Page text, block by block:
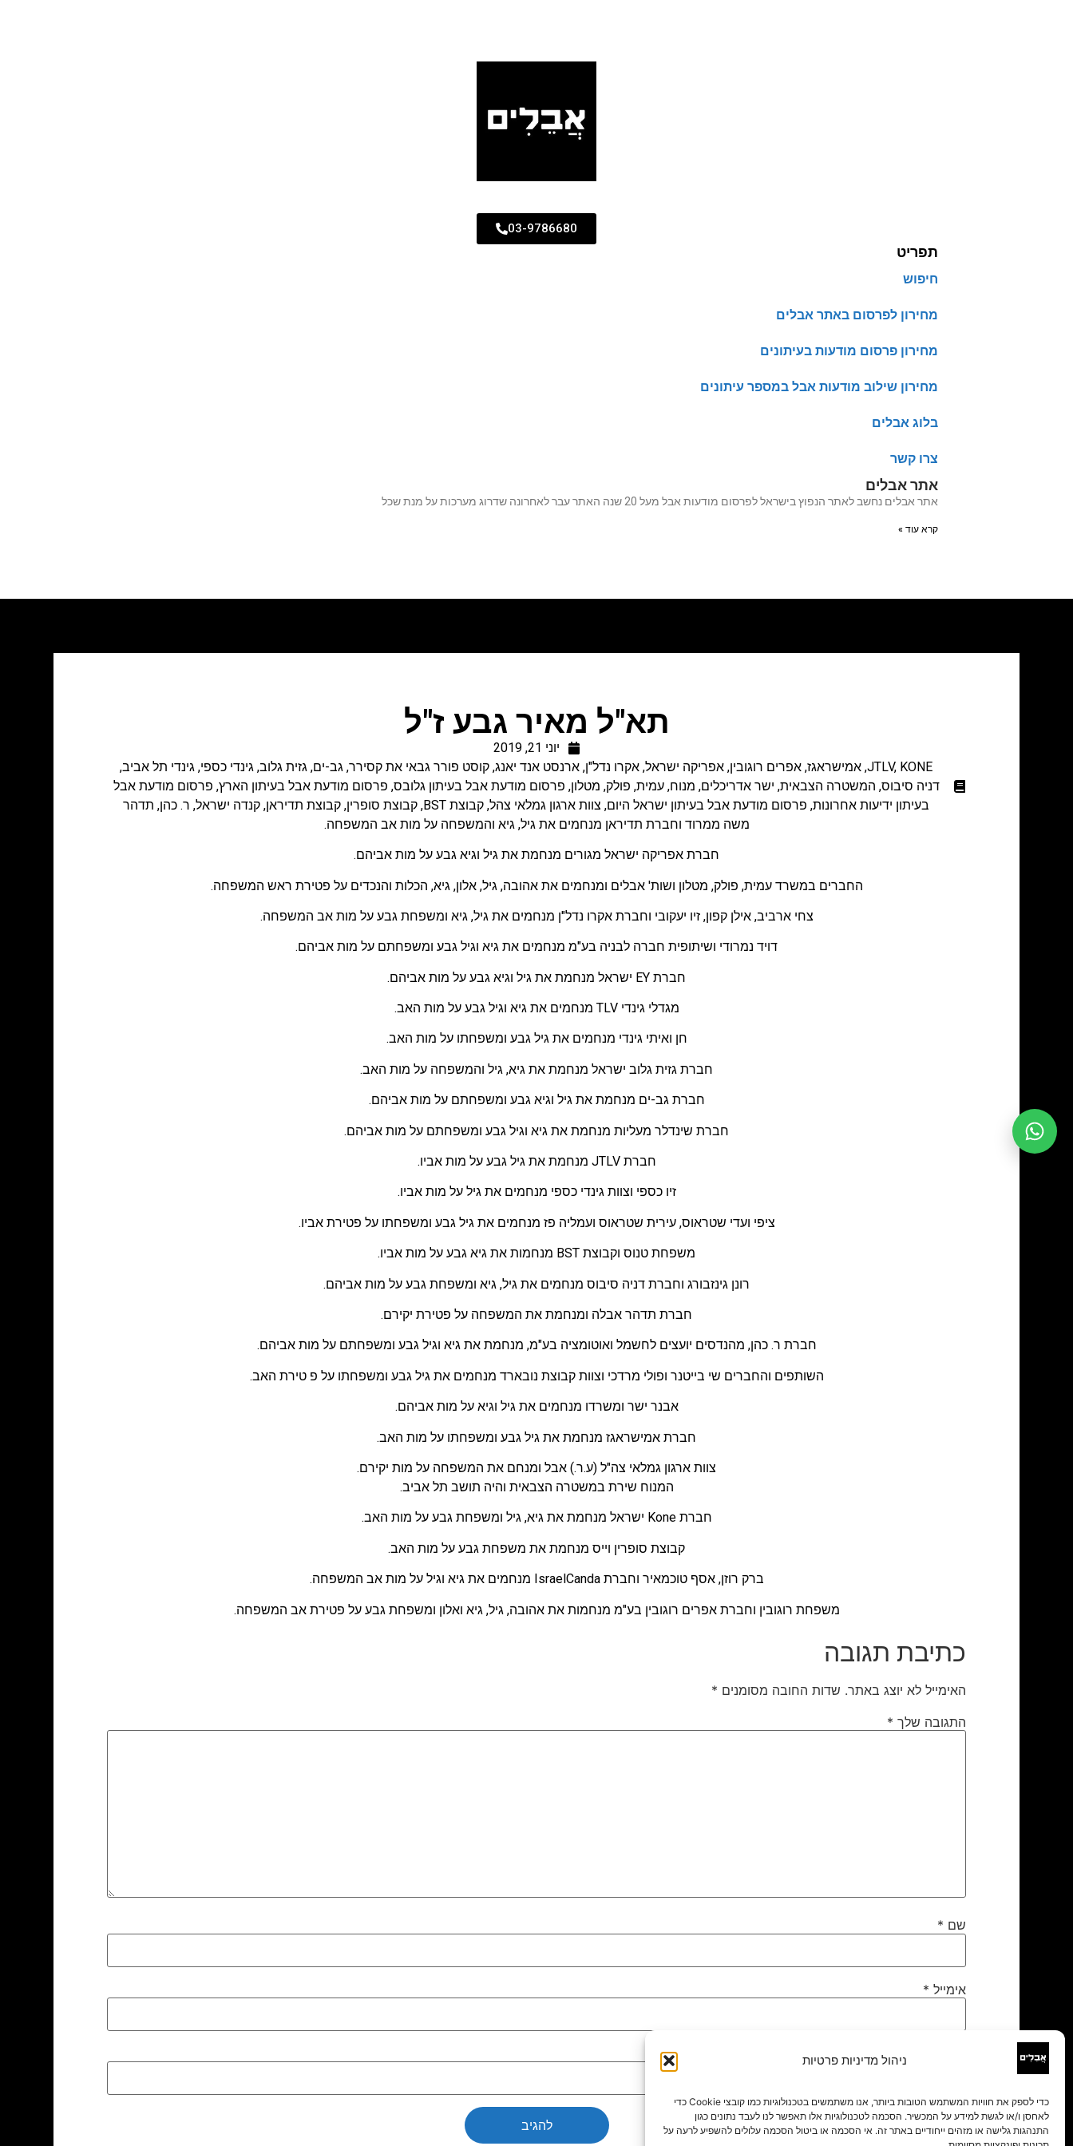
ניהול מדיניות פרטיות
כדי לספק את חוויות המשתמש הטובות ביותר, אנו משתמשים בטכנולוגיות כמו קובצי Cookie כדי
לאחסן ו/או לגשת למידע על המכשיר. הסכמה לטכנולוגיות אלו תאפשר לנו לעבד נתונים כגון
התנהגות גלישה או מזהים ייחודיים באתר זה. אי הסכמה או ביטול הסכמה עלולים להשפיע לרעה על
03-9786680
תפריט
חיפוש
מחירון לפרסום באתר אבלים
מחירון פרסום מודעות בעיתונים
מחירון שילוב מודעות אבל במספר עיתונים
בלוג אבלים
צרו קשר
אתר אבלים
אתר אבלים נחשב לאתר הנפוץ בישראל לפרסום מודעות אבל מעל 20 שנה האתר עבר לאחרונה שדרוג מערכות על מנת שכל
קרא עוד »
תא"ל מאיר גבע ז"ל
יוני 21, 2019
JTLV, KONE
, אמישראגז, אפרים רוגובין, אפריקה ישראל, אקרו נדל"ן, ארנסט אנד יאנג, קוסט פורר גבאי את קסירר, גב-ים, גזית גלוב, גינדי כספי, גינדי תל אביב,
דניה סיבוס, המשטרה הצבאית, ישר אדריכלים, מנוח,עמית, פולק, מטלון, פרסום מודעת אבל בעיתון גלובס, פרסום מודעת אבל בעיתון הארץ, פרסום מודעת אבל
בעיתון ידיעות אחרונות, פרסום מודעת אבל בעיתון ישראל היום, צוות ארגון גמלאי צהל, קבוצת BST , קבוצת סופרין, קבוצת תדיראן, קנדה ישראל, ר. כהן, תדהר
משה ממרוד וחברת תדיראן מנחמים את גיל, גיא והמשפחה על מות אב המשפחה.
חברת אפריקה ישראל מגורים מנחמת את גיל וגיא גבע על מות אביהם.
החברים במשרד עמית, פולק, מטלון ושות' אבלים ומנחמים את אהובה, גיל, אלון, גיא, הכלות והנכדים על פטירת ראש המשפחה.
צחי ארביב, אילן קפון, זיו יעקובי וחברת אקרו נדל"ן מנחמים את גיל, גיא ומשפחת גבע על מות אב המשפחה.
דויד נמרודי ושיתופית חברה לבניה בע"מ מנחמים את גיא וגיל גבע ומשפחתם על מות אביהם.
חברת EY ישראל מנחמת את גיל וגיא גבע על מות אביהם.
מגדלי גינדי TLV מנחמים את גיא וגיל גבע על מות האב.
חן ואיתי גינדי מנחמים את גיל גבע ומשפחתו על מות האב.
חברת גזית גלוב ישראל מנחמת את גיא, גיל והמשפחה על מות האב.
חברת גב-ים מנחמת את גיל וגיא גבע ומשפחתם על מות אביהם.
חברת שינדלר מעליות מנחמת את גיא וגיל גבע ומשפחתם על מות אביהם.
חברת JTLV מנחמת את גיל גבע על מות אביו.
זיו כספי וצוות גינדי כספי מנחמים את גיל על מות אביו.
ציפי ועדי שטראוס, עירית שטראוס ועמליה פז מנחמים את גיל גבע ומשפחתו על פטירת אביו.
משפחת טנוס וקבוצת BST מנחמות את גיא גבע על מות אביו.
רונן גינזבורג וחברת דניה סיבוס מנחמים את גיל, גיא ומשפחת גבע על מות אביהם.
חברת תדהר אבלה ומנחמת את המשפחה על פטירת יקירם.
חברת ר. כהן, מהנדסים יועצים לחשמל ואוטומציה בע"מ, מנחמת את גיא וגיל גבע ומשפחתם על מות אביהם.
השותפים והחברים שי בייטנר ופולי מרדכי וצוות קבוצת נובארד מנחמים את גיל גבע ומשפחתו על פ טירת האב.
אבנר ישר ומשרדו מנחמים את גיל וגיא על מות אביהם.
חברת אמישראגז מנחמת את גיל גבע ומשפחתו על מות האב.
צוות ארגון גמלאי צה"ל (ע.ר.) אבל ומנחם את המשפחה על מות יקירם.
המנוח שירת במשטרה הצבאית והיה תושב תל אביב.
חברת Kone ישראל מנחמת את גיא, גיל ומשפחת גבע על מות האב.
קבוצת סופרין וייס מנחמת את משפחת גבע על מות האב.
ברק רוזן, אסף טוכמאיר וחברת IsraelCanda מנחמים את גיא וגיל על מות אב המשפחה.
משפחת רוגובין וחברת אפרים רוגובין בע"מ מנחמות את אהובה, גיל, גיא ואלון ומשפחת גבע על פטירת אב המשפחה.
כתיבת תגובה
האימייל לא יוצג באתר. שדות החובה מסומנים *
התגובה שלך *
שם *
אימייל *